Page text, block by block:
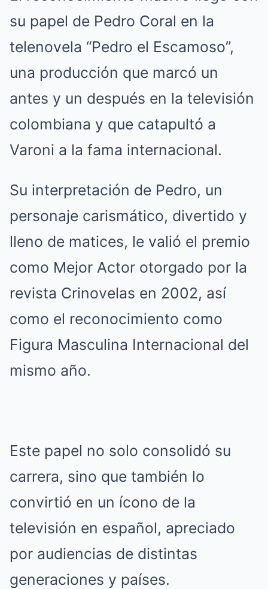
su papel de Pedro Coral en la
telenovela “Pedro el Escamoso”,
una producción que marcó un
antes y un después en la televisión
colombiana y que catapultó a
Varoni a la fama internacional.
Su interpretación de Pedro, un
personaje carismático, divertido y
lleno de matices, le valió el premio
como Mejor Actor otorgado por la
revista Crinovelas en 2002, así
como el reconocimiento como
Figura Masculina Internacional del
mismo año.
Este papel no solo consolidó su
carrera, sino que también lo
convirtió en un ícono de la
televisión en español, apreciado
por audiencias de distintas
generaciones y países.